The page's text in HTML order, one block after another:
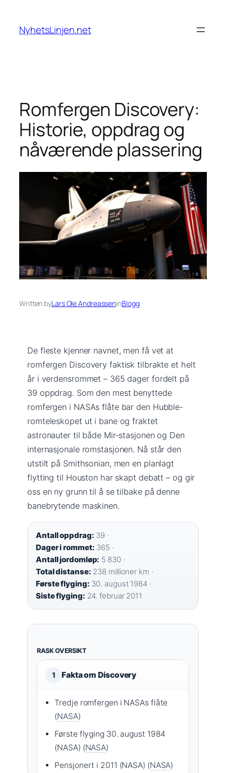
content
NyhetsLinjen.net
Romfergen Discovery:
Historie, oppdrag og
nåværende plassering
Written byLars Ole AndreasseninBlogg
De fleste kjenner navnet, men få vet at
romfergen Discovery faktisk tilbrakte et helt
år i verdensrommet – 365 dager fordelt på
39 oppdrag. Som den mest benyttede
romfergen i NASAs flåte bar den Hubble-
romteleskopet ut i bane og fraktet
astronauter til både Mir-stasjonen og Den
internasjonale romstasjonen. Nå står den
utstilt på Smithsonian, men en planlagt
flytting til Houston har skapt debatt – og gir
oss en ny grunn til å se tilbake på denne
banebrytende maskinen.
Antall oppdrag: 39 ·
Dager i rommet: 365 ·
Antall jordomløp: 5 830 ·
Total distanse: 238 millioner km ·
Første flyging: 30. august 1984 ·
Siste flyging: 24. februar 2011
RASK OVERSIKT
1 Fakta om Discovery
Tredje romfergen i NASAs flåte
(NASA)
Første flyging 30. august 1984
(NASA) (NASA)
Pensjonert i 2011 (NASA) (NASA)